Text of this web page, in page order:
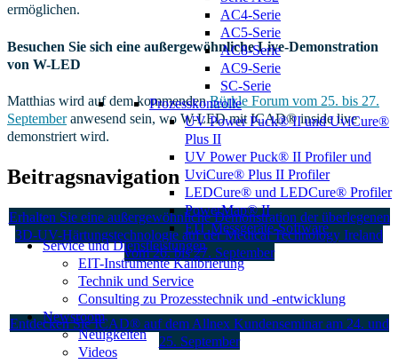
AC4-Serie
AC5-Serie
AC8-Serie
AC9-Serie
SC-Serie
Prozesskontrolle
UV Power Puck® II und UviCure®
Plus II
UV Power Puck® II Profiler und
UviCure® Plus II Profiler
LEDCure® und LEDCure® Profiler
PowerMap® II
EIT Messgeräte-Software
Service und Dienstleistungen
EIT-Instrumente Kalibrierung
Technik und Service
Consulting zu Prozesstechnik und -entwicklung
Newsroom
Neuigkeiten
Videos
ermöglichen.
Besuchen Sie sich eine außergewöhnliche Live-Demonstration
von W-LED
Matthias wird auf dem kommendenBürkle Forum vom 25. bis 27.
Septemberanwesend sein, wo W-LED mit ICAD® inside live
demonstriert wird.
Beitragsnavigation
Erhalten Sie eine außergewöhnliche Demonstration der überlegenen
3D-UV-Härtungstechnologie auf der Medical Technology Ireland
vom 26. bis 27. September
Entdecken Sie ICAD® auf dem Allnex Kundenseminar am 24. und
25. September